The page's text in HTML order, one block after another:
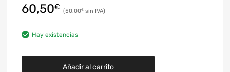
60,50€ 50,00€
Hay existencias
Añadir al carrito